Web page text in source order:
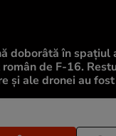
doborâtă în spațiul
de F-16.
și ale dronei au